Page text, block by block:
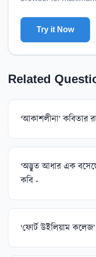
Try it Now
Related
‘আকাশলীনা’ কবিতার
‘অদ্ভুত আধার এক
কবি -
‘ফোর্ট উইলিয়াম